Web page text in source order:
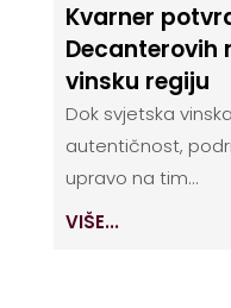
Kvarner
Decanterovih
vinsku regiju
Dok svjetska
autentičnost,
upravo na tim...
VIŠE...